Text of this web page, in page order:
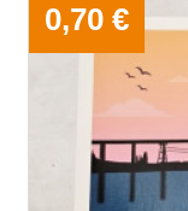
0,70 €